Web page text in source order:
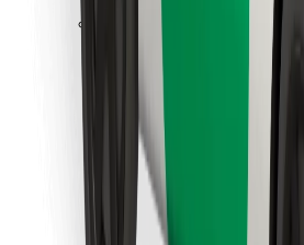
Lataa Bolt Food -sovellus